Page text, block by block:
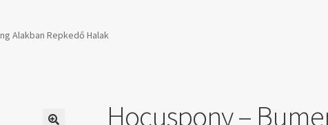
Alakban Repkedő Halak
Hocuspony –